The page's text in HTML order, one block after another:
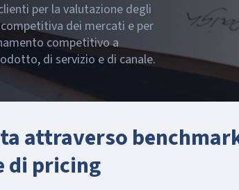
per la valutazione degli
dei mercati e per
competitivo a
di servizio e di canale.
attraverso
di pricing